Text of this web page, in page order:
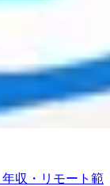
収・リモート範